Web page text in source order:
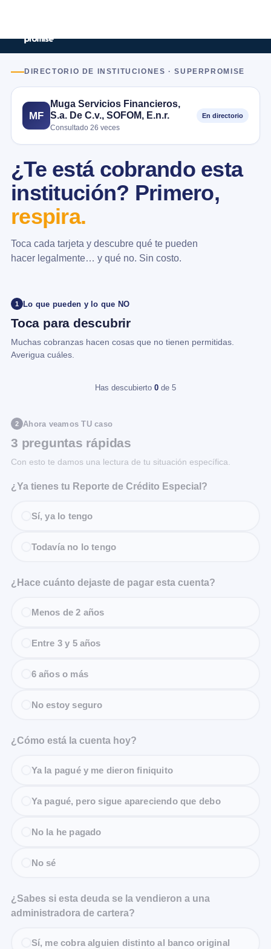
DIRECTORIO DE INSTITUCIONES · SUPERPROMISE
MF
Muga Servicios Financieros,
S.a. De C.v., SOFOM, E.n.r.
Consultado 26 veces
En directorio
¿Te está cobrando esta
institución? Primero,
respira.
Toca cada tarjeta y descubre qué te pueden
hacer legalmente… y qué no. Sin costo.
1 Lo que pueden y lo que NO
Toca para descubrir
Muchas cobranzas hacen cosas que no tienen permitidas.
Averigua cuáles.
Has descubierto 0 de 5
2 Ahora veamos TU caso
3 preguntas rápidas
Con esto te damos una lectura de tu situación específica.
¿Ya tienes tu Reporte de Crédito Especial?
Sí, ya lo tengo
Todavía no lo tengo
¿Hace cuánto dejaste de pagar esta cuenta?
Menos de 2 años
Entre 3 y 5 años
6 años o más
No estoy seguro
¿Cómo está la cuenta hoy?
Ya la pagué y me dieron finiquito
Ya pagué, pero sigue apareciendo que debo
No la he pagado
No sé
¿Sabes si esta deuda se la vendieron a una
administradora de cartera?
Sí, me cobra alguien distinto al banco original